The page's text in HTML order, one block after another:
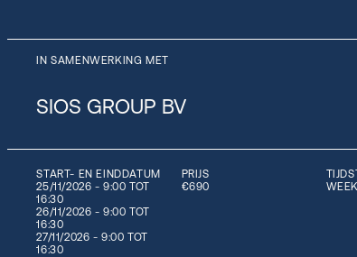
IN SAMENWERKING MET
SIOS GROUP BV
START- EN EINDDATUM
25/11/2026 - 9:00 TOT
16:30
26/11/2026 - 9:00 TOT
16:30
27/11/2026 - 9:00 TOT
16:30
PRIJS
€690